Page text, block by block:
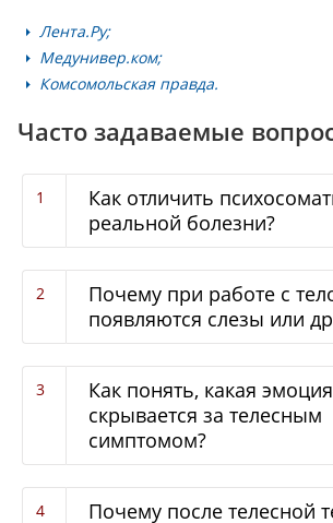
Лента.Ру;
Медунивер.ком;
Комсомольская правда.
Часто задаваемые
Как отличить
реальной болезни?
Почему при работе с
появляются слезы или
Как понять, какая эмоция
скрывается за телесным
симптомом?
Почему после телесной